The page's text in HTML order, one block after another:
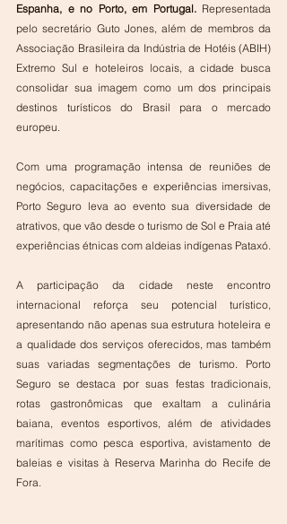
Espanha, e no Porto, em Portugal. Representada
pelo secretário Guto Jones, além de membros da
Associação Brasileira da Indústria de Hotéis (ABIH)
Extremo Sul e hoteleiros locais, a cidade busca
consolidar sua imagem como um dos principais
destinos turísticos do Brasil para o mercado
europeu.
Com uma programação intensa de reuniões de
negócios, capacitações e experiências imersivas,
Porto Seguro leva ao evento sua diversidade de
atrativos, que vão desde o turismo de Sol e Praia até
experiências étnicas com aldeias indígenas Pataxó.
A participação da cidade neste encontro
internacional reforça seu potencial turístico,
apresentando não apenas sua estrutura hoteleira e
a qualidade dos serviços oferecidos, mas também
suas variadas segmentações de turismo. Porto
Seguro se destaca por suas festas tradicionais,
rotas gastronômicas que exaltam a culinária
baiana, eventos esportivos, além de atividades
marítimas como pesca esportiva, avistamento de
baleias e visitas à Reserva Marinha do Recife de
Fora.